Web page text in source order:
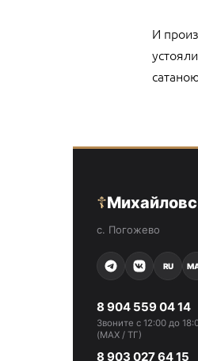
И
☦
с. Погожево
RU
8 904 559 04 14
Звоните с 12:00 до
(MAX / ТГ)
8 903 027 64 15